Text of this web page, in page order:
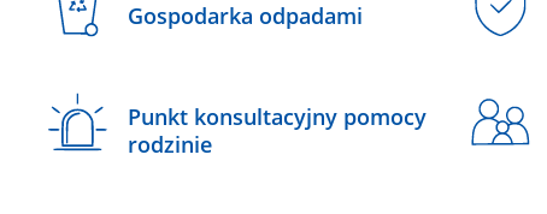
Gospodarka odpadami
Punkt konsultacyjny pomocy
rodzinie